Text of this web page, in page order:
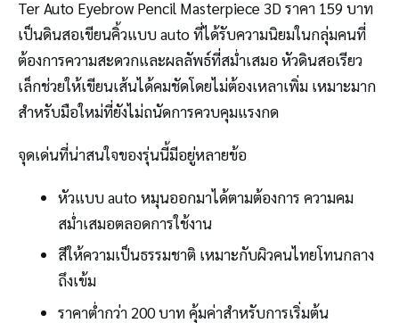
Ter Auto Eyebrow Pencil Masterpiece 3D ราคา 159 บาท
เป็นดินสอเขียนคิ้วแบบ auto ที่ได้รับความนิยมในกลุ่มคนที่
ต้องการความสะดวกและผลลัพธ์ที่สม่ำเสมอ หัวดินสอเรียว
เล็กช่วยให้เขียนเส้นได้คมชัดโดยไม่ต้องเหลาเพิ่ม เหมาะมาก
สำหรับมือใหม่ที่ยังไม่ถนัดการควบคุมแรงกด
จุดเด่นที่น่าสนใจของรุ่นนี้มีอยู่หลายข้อ
หัวแบบ auto หมุนออกมาได้ตามต้องการ ความคม
สม่ำเสมอตลอดการใช้งาน
สีให้ความเป็นธรรมชาติ เหมาะกับผิวคนไทยโทนกลาง
ถึงเข้ม
ราคาต่ำกว่า 200 บาท คุ้มค่าสำหรับการเริ่มต้น